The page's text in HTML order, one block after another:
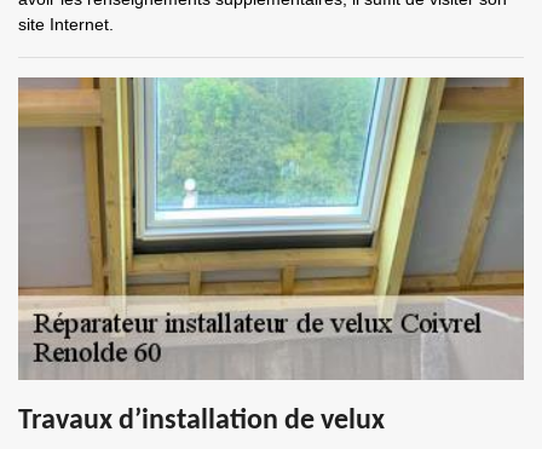
site Internet.
Travaux d’installation de velux